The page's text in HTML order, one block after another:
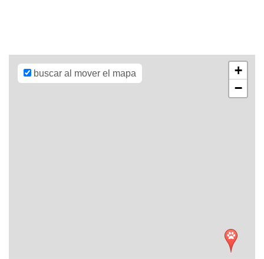
buscar al mover el mapa
+
−